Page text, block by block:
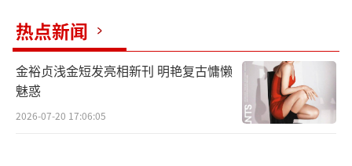
线，以史诗战场铺陈异世界线，双线通过“小
说手稿崩解”的视觉符号交织，试图在IMAX银
幕上构建“用虚构书写真实”的哲学命题。监
制王红卫表示，续作旨在拓展“小说家宇
宙”，通过双世界危机揭示“当人类创造的神
热点新闻
金裕贞浅金短发亮相新刊 明艳复古慵懒
魅惑
2026-07-20 17:06:05